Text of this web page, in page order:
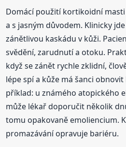
Domácí použití kortikoidní
a s jasným důvodem. Klinicky
zánětlivou kaskádu v kůži.
svědění, zarudnutí a otoku.
když se zánět rychle zklidní,
lépe spí a kůže má šanci
příklad: u známého atopického
může lékař doporučit několik
tomu opakovaně emoliencium.
promazávání opravuje bariéru.